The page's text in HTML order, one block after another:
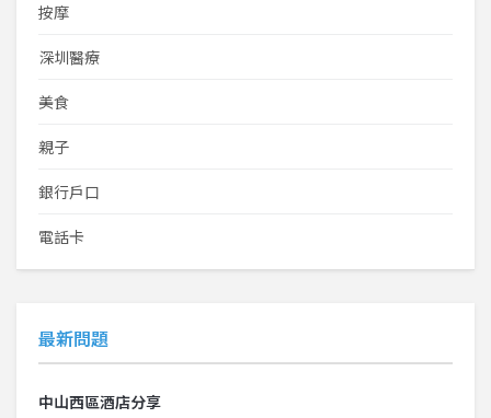
按摩
深圳醫療
美食
親子
銀行戶口
電話卡
最新問題
中山西區酒店分享